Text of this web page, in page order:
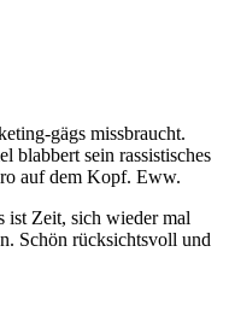
gägs missbraucht.
blabbert sein rassistisches
auf dem Kopf. Eww.
ist Zeit, sich wieder mal
Schön rücksichtsvoll und